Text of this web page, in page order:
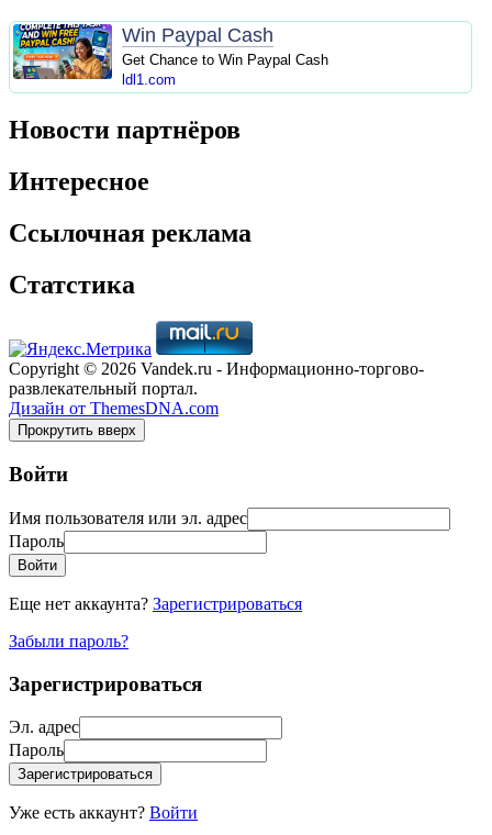
Win Paypal Cash
Get Chance to Win Paypal Cash
ldl1.com
Новости партнёров
Интересное
Ссылочная реклама
Статстика
Copyright © 2026 Vandek.ru - Информационно-торгово-
развлекательный портал.
Дизайн от ThemesDNA.com
Прокрутить вверх
Войти
Имя пользователя или эл. адрес
Пароль
Войти
Еще нет аккаунта? Зарегистрироваться
Забыли пароль?
Зарегистрироваться
Эл. адрес
Пароль
Зарегистрироваться
Уже есть аккаунт? Войти